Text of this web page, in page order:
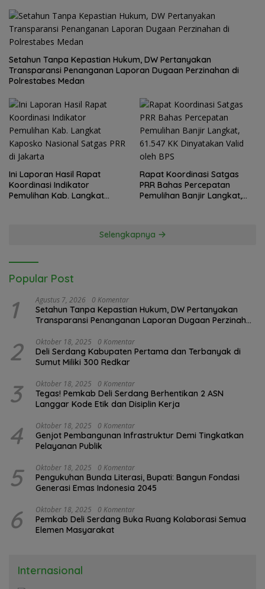
Setahun Tanpa Kepastian Hukum, DW Pertanyakan
Transparansi Penanganan Laporan Dugaan Perzinahan di
Polrestabes Medan
Ini Laporan Hasil Rapat
Koordinasi Indikator
Pemulihan Kab. Langkat
Rapat Koordinasi Satgas
PRR Bahas Percepatan
Pemulihan Banjir Langkat,
Selengkapnya
Popular Post
1 Agustus 7, 2026 0 Komentar
Setahun Tanpa Kepastian Hukum, DW Pertanyakan
Transparansi Penanganan Laporan Dugaan Perzinahan
2 Oktober 18, 2025 0 Komentar
Deli Serdang Kabupaten Pertama dan Terbanyak di
Sumut Miliki 300 Redkar
3 Oktober 18, 2025 0 Komentar
Tegas! Pemkab Deli Serdang Berhentikan 2 ASN
Langgar Kode Etik dan Disiplin Kerja
4 Oktober 18, 2025 0 Komentar
Genjot Pembangunan Infrastruktur Demi Tingkatkan
Pelayanan Publik
5 Oktober 18, 2025 0 Komentar
Pengukuhan Bunda Literasi, Bupati: Bangun Fondasi
Generasi Emas Indonesia 2045
6 Oktober 18, 2025 0 Komentar
Pemkab Deli Serdang Buka Ruang Kolaborasi Semua
Elemen Masyarakat
Internasional